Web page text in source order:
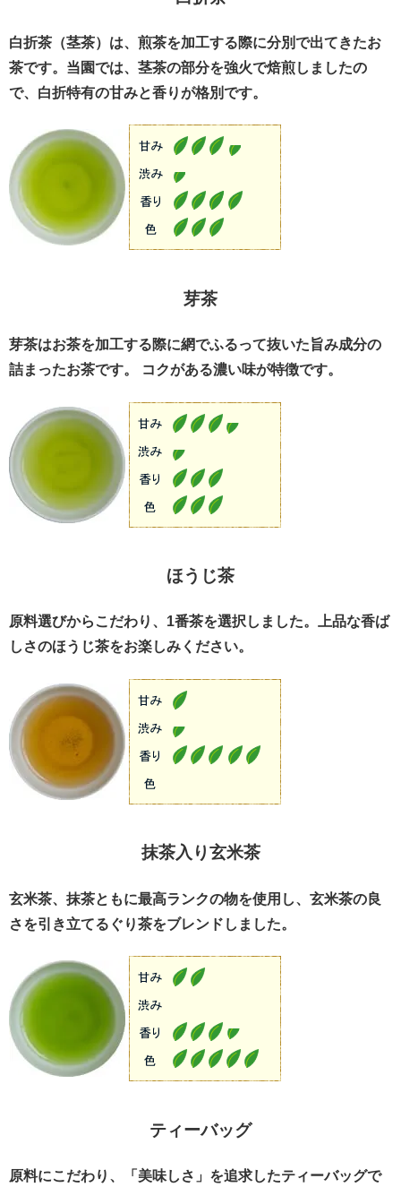
白折茶（茎茶）は、煎茶を加工する際に分別で出てきたお
茶です。当園では、茎茶の部分を強火で焙煎しましたの
で、白折特有の甘みと香りが格別です。
芽茶
芽茶はお茶を加工する際に網でふるって抜いた旨み成分の
詰まったお茶です。 コクがある濃い味が特徴です。
ほうじ茶
原料選びからこだわり、1番茶を選択しました。上品な香ば
しさのほうじ茶をお楽しみください。
抹茶入り玄米茶
玄米茶、抹茶ともに最高ランクの物を使用し、玄米茶の良
さを引き立てるぐり茶をブレンドしました。
ティーバッグ
原料にこだわり、「美味しさ」を追求したティーバッグで